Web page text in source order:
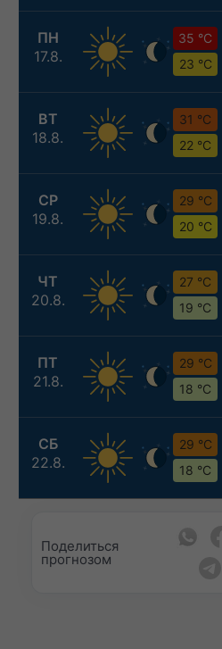
ПН
17.8.
35 °C
23 °C
ВТ
18.8.
31 °C
22 °C
СР
19.8.
29 °C
20 °C
ЧТ
20.8.
27 °C
19 °C
ПТ
21.8.
29 °C
18 °C
СБ
22.8.
29 °C
18 °C
Поделиться
прогнозом